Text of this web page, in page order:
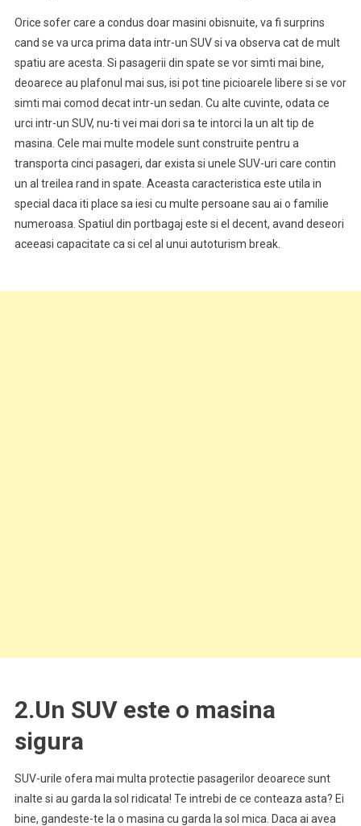
Orice sofer care a condus doar masini obisnuite, va fi surprins
cand se va urca prima data intr-un SUV si va observa cat de mult
spatiu are acesta. Si pasagerii din spate se vor simti mai bine,
deoarece au plafonul mai sus, isi pot tine picioarele libere si se vor
simti mai comod decat intr-un sedan. Cu alte cuvinte, odata ce
urci intr-un SUV, nu-ti vei mai dori sa te intorci la un alt tip de
masina. Cele mai multe modele sunt construite pentru a
transporta cinci pasageri, dar exista si unele SUV-uri care contin
un al treilea rand in spate. Aceasta caracteristica este utila in
special daca iti place sa iesi cu multe persoane sau ai o familie
numeroasa. Spatiul din portbagaj este si el decent, avand deseori
aceeasi capacitate ca si cel al unui autoturism break.
2.Un SUV este o masina
sigura
SUV-urile ofera mai multa protectie pasagerilor deoarece sunt
inalte si au garda la sol ridicata! Te intrebi de ce conteaza asta? Ei
bine, gandeste-te la o masina cu garda la sol mica. Daca ai avea